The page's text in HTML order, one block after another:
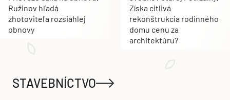
Ružinov hľadá
zhotoviteľa rozsiahlej
obnovy
Získa citlivá
rekonštrukcia rodinného
domu cenu za
architektúru?
STAVEBNÍCTVO